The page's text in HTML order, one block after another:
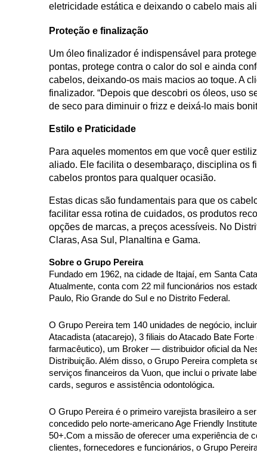
eletricidade estática e deixando o cabelo mais
Proteção e finalização
Um óleo finalizador é indispensável para
pontas, protege contra o calor do sol e ainda
cabelos, deixando-os mais macios ao toque. A
finalizador. “Depois que descobri os óleos, uso
de seco para diminuir o frizz e deixá-lo mais
Estilo e Praticidade
Para aqueles momentos em que você quer
aliado. Ele facilita o desembaraço, disciplina os
cabelos prontos para qualquer ocasião.
Estas dicas são fundamentais para que os
facilitar essa rotina de cuidados, os produtos
opções de marcas, a preços acessíveis. No
Claras, Asa Sul, Planaltina e Gama.
Sobre o Grupo Pereira
Fundado em 1962, na cidade de Itajaí, em Santa
Atualmente, conta com 22 mil funcionários nos
Paulo, Rio Grande do Sul e no Distrito Federal.
O Grupo Pereira tem 140 unidades de negócio,
Atacadista (atacarejo), 3 filiais do Atacado Bate
farmacêutico), um Broker — distribuidor oficial da
Distribuição. Além disso, o Grupo Pereira completa
serviços financeiros da Vuon, que inclui o private
cards, seguros e assistência odontológica.
O Grupo Pereira é o primeiro varejista brasileiro a
concedido pelo norte-americano Age Friendly
50+.Com a missão de oferecer uma experiência de
clientes, fornecedores e funcionários, o Grupo